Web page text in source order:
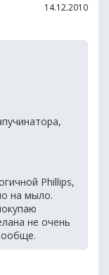
14.12.2010
Phillips,
на мыло.
не очень